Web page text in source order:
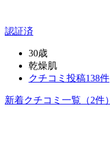
認証済
30歳
乾燥肌
クチコミ投稿138件
新着クチコミ一覧 （2件）